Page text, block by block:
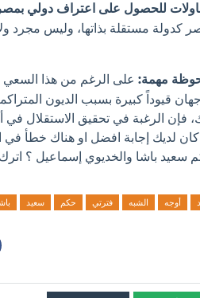
للحصول على اعتراف دولي
كدولة مستقلة بذاتها، وليس مجرد
مهمة: على الرغم من هذا السعي
قيوداً كبيرة بسبب الديون
فإن الرغبة في تحقيق الاستقلال في
كان لديك إجابة افضل او هناك خطأ
سعيد باشا والخديوي إسماعيل ؟ اترك
أوجه الشبه فترتي حكم سعيد